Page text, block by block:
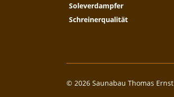
Soleverdampfer
Schreinerqualität
© 2026 Saunabau Thomas Ernst